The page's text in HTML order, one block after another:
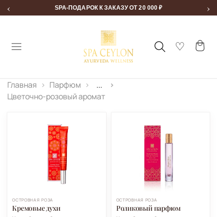
‹ SPA-ПОДАРОК К ЗАКАЗУ ОТ 20 000 ₽ ›
Главная Парфюм
...
Цветочно-розовый аромат
ОСТРОВНАЯ РОЗА
Кремовые духи
ОСТРОВНАЯ РОЗА
Роликовый парфюм